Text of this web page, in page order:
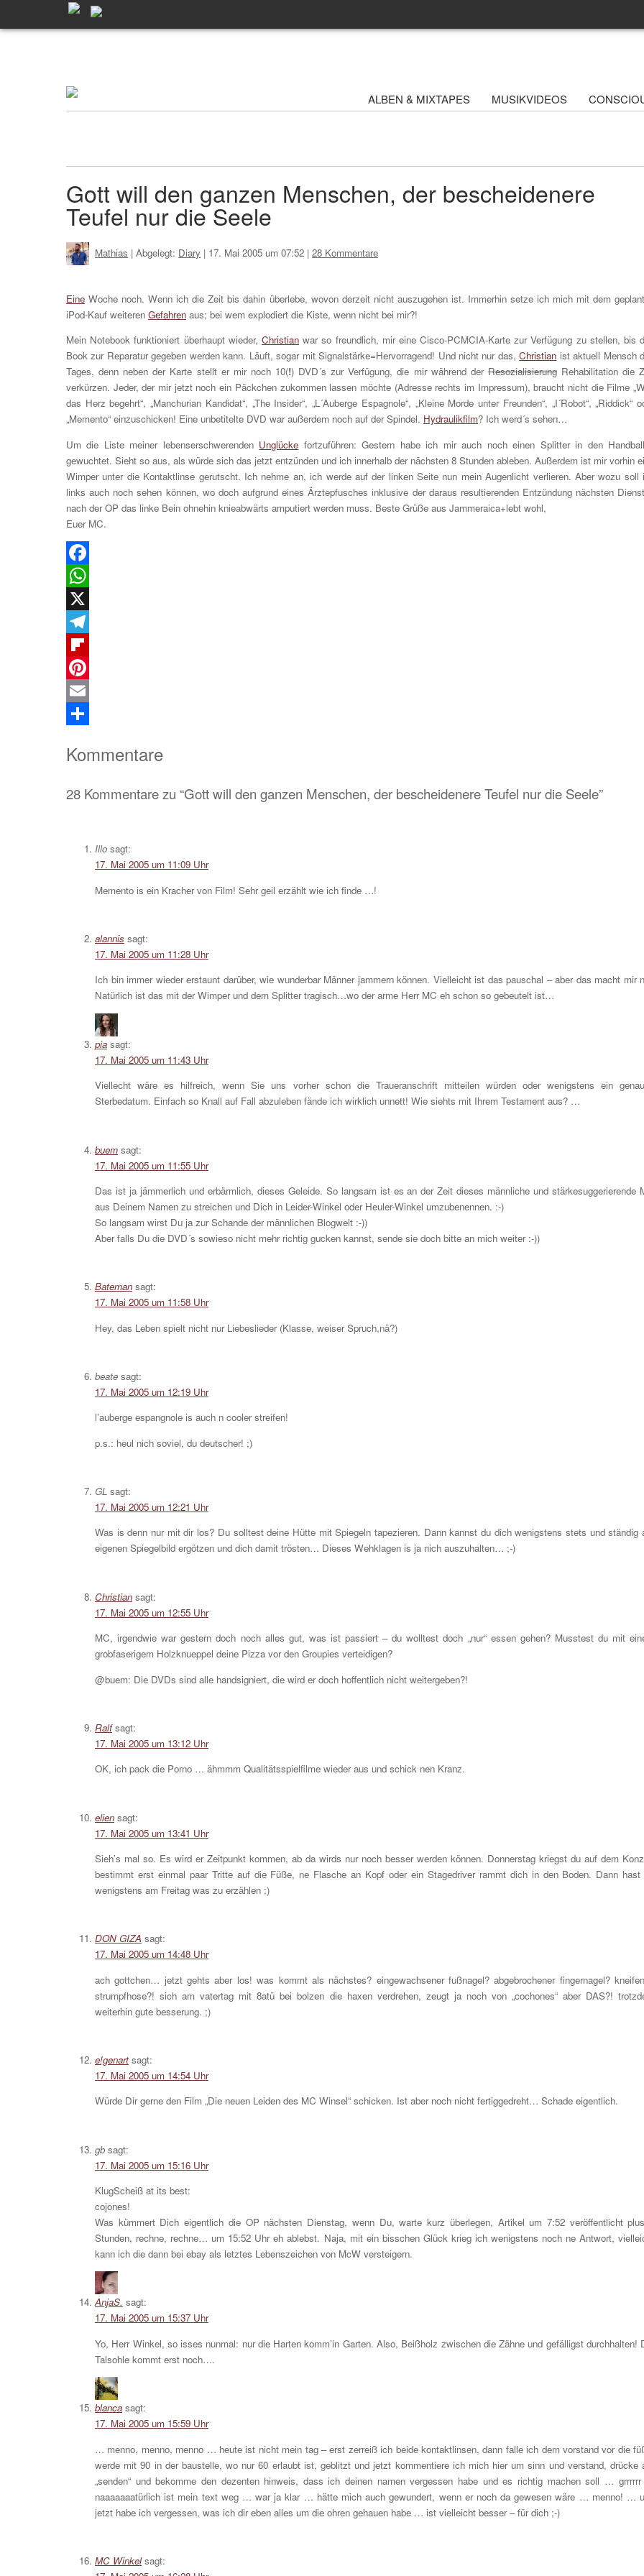
ALBEN & MIXTAPES MUSIKVIDEOS
Gott will den ganzen Menschen, der bescheidenere
Teufel nur die Seele
Mathias | Abgelegt: Diary | 17. Mai 2005 um 07:52 |28 Kommentare
Eine Woche noch. Wenn ich die Zeit bis dahin überlebe, wovon derzeit nicht auszugehen ist. Immerhin setze ich mich mit dem
iPod-Kauf weiteren Gefahren aus; bei wem explodiert die Kiste, wenn nicht bei mir?!
Mein Notebook funktioniert überhaupt wieder, Christianwar so freundlich, mir eine Cisco-PCMCIA-Karte zur Verfügung zu stellen, bis
Book zur Reparatur gegeben werden kann. Läuft, sogar mit Signalstärke=Hervorragend! Und nicht nur das,Christian ist aktuell Mensch
Tages, denn neben der Karte stellt er mir noch 10(!) DVD´s zur Verfügung, die mir während der ResozialisierungRehabilitation die
verkürzen. Jeder, der mir jetzt noch ein Päckchen zukommen lassen möchte (Adresse rechts im Impressum), braucht nicht die Filme
das Herz begehrt“, „Manchurian Kandidat“, „The Insider“, „L´Auberge Espagnole“, „Kleine Morde unter Freunden“, „I´Robot“, „Riddick“
„Memento“ einzuschicken! Eine unbetitelte DVD war außerdem noch auf der Spindel. Hydraulikfilm? Ich werd´s sehen…
Um die Liste meiner lebenserschwerenden Unglücke fortzuführen: Gestern habe ich mir auch noch einen Splitter in den
gewuchtet. Sieht so aus, als würde sich das jetzt entzünden und ich innerhalb der nächsten 8 Stunden ableben. Außerdem ist mir vorhin
Wimper unter die Kontaktlinse gerutscht. Ich nehme an, ich werde auf der linken Seite nun mein Augenlicht verlieren. Aber wozu soll
links auch noch sehen können, wo doch aufgrund eines Ärztepfusches inklusive der daraus resultierenden Entzündung nächsten
nach der OP das linke Bein ohnehin knieabwärts amputiert werden muss. Beste Grüße aus Jammeraica+lebt wohl,
Euer MC.
Facebook
WhatsApp
X
Telegram
Flipboard
Pinterest
Email
Kommentare
28 Kommentare zu “Gott will den ganzen Menschen, der bescheidenere Teufel nur die Seele”
Illo sagt:
17. Mai 2005 um 11:09 Uhr
Memento is ein Kracher von Film! Sehr geil erzählt wie ich finde …!
alannis sagt:
17. Mai 2005 um 11:28 Uhr
Ich bin immer wieder erstaunt darüber, wie wunderbar Männer jammern können. Vielleicht ist das pauschal – aber das macht mir
Natürlich ist das mit der Wimper und dem Splitter tragisch…wo der arme Herr MC eh schon so gebeutelt ist…
pia sagt:
17. Mai 2005 um 11:43 Uhr
Viellecht wäre es hilfreich, wenn Sie uns vorher schon die Traueranschrift mitteilen würden oder wenigstens ein
Sterbedatum. Einfach so Knall auf Fall abzuleben fände ich wirklich unnett! Wie siehts mit Ihrem Testament aus? …
buem sagt:
17. Mai 2005 um 11:55 Uhr
Das ist ja jämmerlich und erbärmlich, dieses Geleide. So langsam ist es an der Zeit dieses männliche und stärkesuggerierende
aus Deinem Namen zu streichen und Dich in Leider-Winkel oder Heuler-Winkel umzubenennen. :-)
So langsam wirst Du ja zur Schande der männlichen Blogwelt :-))
Aber falls Du die DVD´s sowieso nicht mehr richtig gucken kannst, sende sie doch bitte an mich weiter :-))
Bateman sagt:
17. Mai 2005 um 11:58 Uhr
Hey, das Leben spielt nicht nur Liebeslieder (Klasse, weiser Spruch,nä?)
beate sagt:
17. Mai 2005 um 12:19 Uhr
l’auberge espangnole is auch n cooler streifen!
p.s.: heul nich soviel, du deutscher! ;)
GL sagt:
17. Mai 2005 um 12:21 Uhr
Was is denn nur mit dir los? Du solltest deine Hütte mit Spiegeln tapezieren. Dann kannst du dich wenigstens stets und ständig
eigenen Spiegelbild ergötzen und dich damit trösten… Dieses Wehklagen is ja nich auszuhalten… ;-)
Christian sagt:
17. Mai 2005 um 12:55 Uhr
MC, irgendwie war gestern doch noch alles gut, was ist passiert – du wolltest doch „nur“ essen gehen? Musstest du mit
grobfaserigem Holzknueppel deine Pizza vor den Groupies verteidigen?
@buem: Die DVDs sind alle handsigniert, die wird er doch hoffentlich nicht weitergeben?!
Ralf sagt:
17. Mai 2005 um 13:12 Uhr
OK, ich pack die Porno … ähmmm Qualitätsspielfilme wieder aus und schick nen Kranz.
elien sagt:
17. Mai 2005 um 13:41 Uhr
Sieh’s mal so. Es wird er Zeitpunkt kommen, ab da wirds nur noch besser werden können. Donnerstag kriegst du auf dem
bestimmt erst einmal paar Tritte auf die Füße, ne Flasche an Kopf oder ein Stagedriver rammt dich in den Boden. Dann hast
wenigstens am Freitag was zu erzählen ;)
DON GIZA sagt:
17. Mai 2005 um 14:48 Uhr
ach gottchen… jetzt gehts aber los! was kommt als nächstes? eingewachsener fußnagel? abgebrochener fingernagel?
strumpfhose?! sich am vatertag mit 8atü bei bolzen die haxen verdrehen, zeugt ja noch von „cochones“ aber DAS?!
weiterhin gute besserung. ;)
e!genart sagt:
17. Mai 2005 um 14:54 Uhr
Würde Dir gerne den Film „Die neuen Leiden des MC Winsel“ schicken. Ist aber noch nicht fertiggedreht… Schade eigentlich.
gb sagt:
17. Mai 2005 um 15:16 Uhr
KlugScheiß at its best:
cojones!
Was kümmert Dich eigentlich die OP nächsten Dienstag, wenn Du, warte kurz überlegen, Artikel um 7:52 veröffentlicht
Stunden, rechne, rechne… um 15:52 Uhr eh ablebst. Naja, mit ein bisschen Glück krieg ich wenigstens noch ne Antwort,
kann ich die dann bei ebay als letztes Lebenszeichen von McW versteigern.
AnjaS. sagt:
17. Mai 2005 um 15:37 Uhr
Yo, Herr Winkel, so isses nunmal: nur die Harten komm’in Garten. Also, Beißholz zwischen die Zähne und gefälligst durchhalten!
Talsohle kommt erst noch….
blanca sagt:
17. Mai 2005 um 15:59 Uhr
… menno, menno, menno … heute ist nicht mein tag – erst zerreiß ich beide kontaktlinsen, dann falle ich dem vorstand vor die
werde mit 90 in der baustelle, wo nur 60 erlaubt ist, geblitzt und jetzt kommentiere ich mich hier um sinn und verstand, drücke
„senden“ und bekomme den dezenten hinweis, dass ich deinen namen vergessen habe und es richtig machen soll …
naaaaaaatürlich ist mein text weg … war ja klar … hätte mich auch gewundert, wenn er noch da gewesen wäre … menno! …
jetzt habe ich vergessen, was ich dir eben alles um die ohren gehauen habe … ist vielleicht besser – für dich ;-)
MC Winkel sagt: